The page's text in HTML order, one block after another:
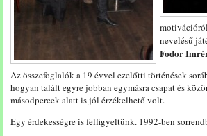
nevelésű
Fodor
Az összefoglalók a 19 évvel ezelőtti történések
hogyan talált egyre jobban egymásra csapat és
másodpercek alatt is jól érzékelhető volt.
Egy érdekességre is felfigyeltünk. 1992-ben